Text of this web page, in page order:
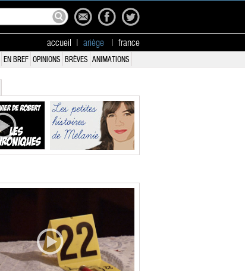
accueil ariège france
EN BREF OPINIONS BRÈVES ANIMATIONS